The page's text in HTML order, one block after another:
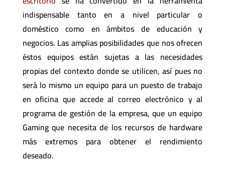
indispensable tanto en a nivel particular o
doméstico como en ámbitos de educación y
negocios. Las amplias posibilidades que nos ofrecen
éstos equipos están sujetas a las necesidades
propias del contexto donde se utilicen, así pues no
será lo mismo un equipo para un puesto de trabajo
en oficina que accede al correo electrónico y al
programa de gestión de la empresa, que un equipo
Gaming que necesita de los recursos de hardware
más extremos para obtener el rendimiento
deseado.